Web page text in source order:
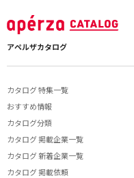
アペルザカタログ
カタログ 特集一覧
おすすめ情報
カタログ分類
カタログ 掲載企業一覧
カタログ 新着企業一覧
カタログ 掲載依頼